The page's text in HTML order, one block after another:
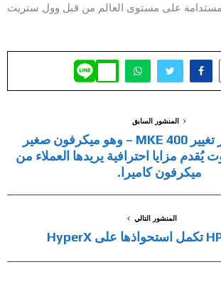
على مستوى العالم من قبل وول ستريت
المنشور السابق
قررت سينهايزر تغيير MKE 400 – وهو ميكرفون صغير
يُقدم مزايا احترافية يريدها العملاء من
ميكرفون كاميرا.
المنشور التالي